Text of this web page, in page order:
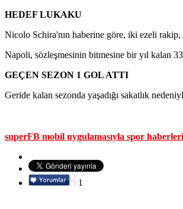
HEDEF LUKAKU
Nicolo Schira'nın haberine göre, iki ezeli
Napoli, sözleşmesinin bitmesine bir yıl kalan
GEÇEN SEZON 1 GOL ATTI
Geride kalan sezonda yaşadığı sakatlık
superFB mobil uygulamasıyla spor
1